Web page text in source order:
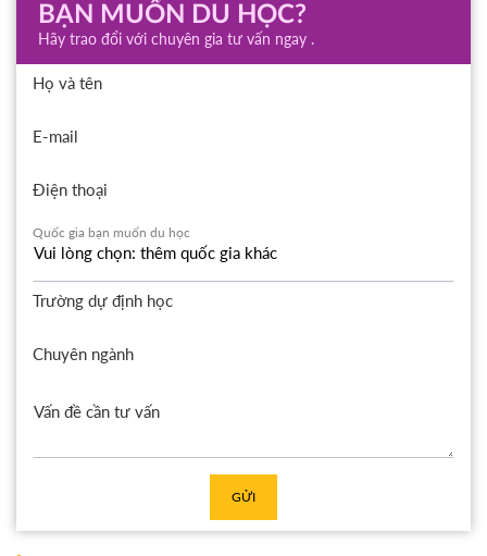
BẠN MUỐN DU HỌC?
Hãy trao đổi với chuyên gia tư vấn ngay .
Họ và tên
E-mail
Điện thoại
Quốc gia bạn muốn du học
Trường dự định học
Chuyên ngành
GỬI